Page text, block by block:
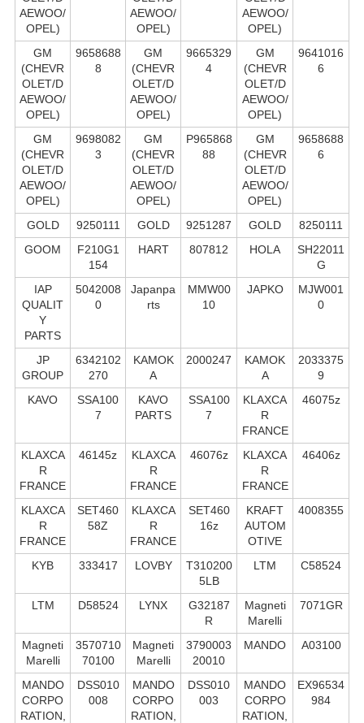
AEWOO/
OPEL)
AEWOO/
OPEL)
AEWOO/
OPEL)
GM
(CHEVR
OLET/D
AEWOO/
OPEL)
9658688
8
GM
(CHEVR
OLET/D
AEWOO/
OPEL)
9665329
4
GM
(CHEVR
OLET/D
AEWOO/
OPEL)
9641016
6
GM
(CHEVR
OLET/D
AEWOO/
OPEL)
9698082
3
GM
(CHEVR
OLET/D
AEWOO/
OPEL)
P965868
88
GM
(CHEVR
OLET/D
AEWOO/
OPEL)
9658688
6
GOLD 9250111 GOLD 9251287 GOLD
8250111
GOOM
F210G1
154
HART 807812 HOLA
SH22011
G
IAP
QUALIT
Y
PARTS
5042008
0
Japanpa
rts
MMW00
10
JAPKO
MJW001
0
JP
GROUP
6342102
270
KAMOK
A
2000247
KAMOK
A
2033375
9
KAVO
SSA100
7
KAVO
PARTS
SSA100
7
KLAXCA
R
FRANCE
46075z
KLAXCA
R
FRANCE
46145z
KLAXCA
R
FRANCE
46076z
KLAXCA
R
FRANCE
46406z
KLAXCA
R
FRANCE
SET460
58Z
KLAXCA
R
FRANCE
SET460
16z
KRAFT
AUTOM
OTIVE
4008355
KYB 333417 LOVBY
T310200
5LB
LTM C58524
LTM D58524 LYNX
G32187
R
Magneti
Marelli
7071GR
Magneti
Marelli
3570710
70100
Magneti
Marelli
3790003
20010
MANDO A03100
MANDO
CORPO
RATION,
DSS010
008
MANDO
CORPO
RATION,
DSS010
003
MANDO
CORPO
RATION,
EX96534
984